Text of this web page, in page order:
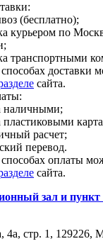
(бесплатно);
курьером по
транспортными
доставки
сайта.
наличными;
пластиковыми
расчет;
перевод.
оплаты
сайта.
зал и пункт
4а, стр. 1, 129226,